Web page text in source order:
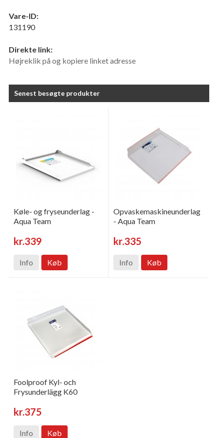
Vare-ID:
131190
Direkte link:
Højreklik på og kopiere linket adresse
Senest besøgte produkter
Køle- og fryseunderlag -
Aqua Team
kr.339
Info Køb
Opvaskemaskineunderlag
- Aqua Team
kr.335
Info Køb
Foolproof Kyl- och
Frysunderlägg K60
kr.375
Info Køb